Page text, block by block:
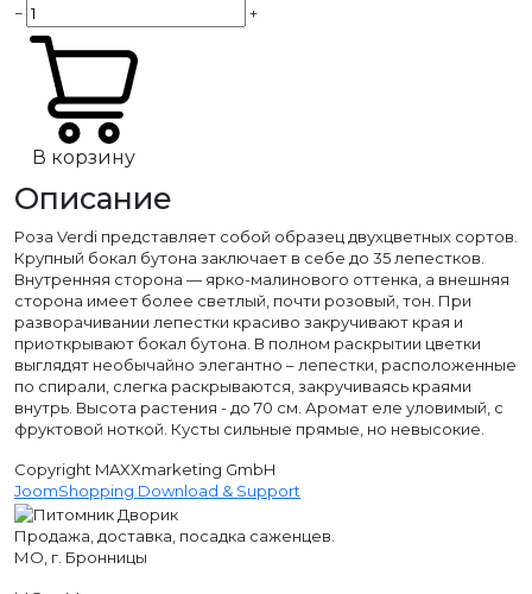
−
+
В корзину
Описание
Роза Verdi представляет собой образец двухцветных сортов.
Крупный бокал бутона заключает в себе до 35 лепестков.
Внутренняя сторона — ярко-малинового оттенка, а внешняя
сторона имеет более светлый, почти розовый, тон. При
разворачивании лепестки красиво закручивают края и
приоткрывают бокал бутона. В полном раскрытии цветки
выглядят необычайно элегантно – лепестки, расположенные
по спирали, слегка раскрываются, закручиваясь краями
внутрь. Высота растения - до 70 см. Аромат еле уловимый, с
фруктовой ноткой. Кусты сильные прямые, но невысокие.
Copyright MAXXmarketing GmbH
JoomShopping Download & Support
Продажа, доставка, посадка саженцев.
МО, г. Бронницы